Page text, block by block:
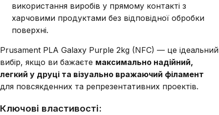
використання виробів у прямому контакті з
харчовими продуктами без відповідної обробки
поверхні.
Prusament PLA Galaxy Purple 2kg (NFC) — це ідеальний
вибір, якщо ви бажаєте максимально надійний,
легкий у друці та візуально вражаючий філамент
для повсякденних та репрезентативних проектів.
Ключові властивості: